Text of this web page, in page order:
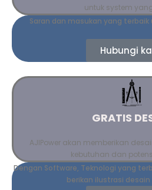
untuk system
Saran dan masukan yang
Hubungi
GRATIS
AJIPower akan memberikan
kebutuhan dan
Dengan Software, Teknologi yang
berikan ilustrasi